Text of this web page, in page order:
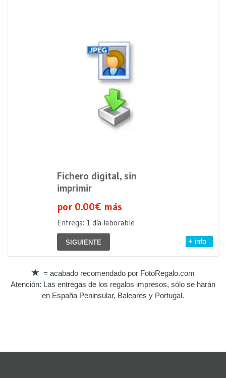
Fichero digital, sin
imprimir
por 0.00€ más
Entrega: 1 día laborable
SIGUIENTE + info
= acabado recomendado por FotoRegalo.com
Atención: Las entregas de los regalos impresos, sólo se harán
en España Peninsular, Baleares y Portugal.